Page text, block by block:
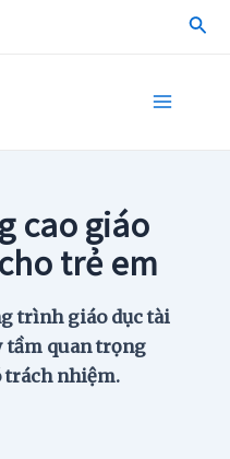
cao giáo
trẻ em
trình giáo dục tài
tầm quan trọng
trách nhiệm.